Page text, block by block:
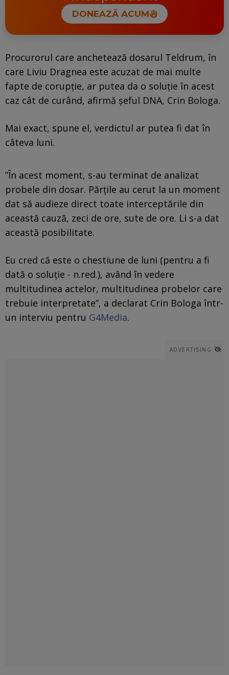
DONEAZĂ ACUM
Procurorul care anchetează dosarul Teldrum, în
care Liviu Dragnea este acuzat de mai multe
fapte de corupție, ar putea da o soluție în acest
caz cât de curând, afirmă șeful DNA, Crin Bologa.
Mai exact, spune el, verdictul ar putea fi dat în
câteva luni.
”În acest moment, s-au terminat de analizat
probele din dosar. Părțile au cerut la un moment
dat să audieze direct toate interceptările din
această cauză, zeci de ore, sute de ore. Li s-a dat
această posibilitate.
Eu cred că este o chestiune de luni (pentru a fi
dată o soluție - n.red.), având în vedere
multitudinea actelor, multitudinea probelor care
trebuie interpretate”, a declarat Crin Bologa într-
un interviu pentru G4Media.
ADVERTISING